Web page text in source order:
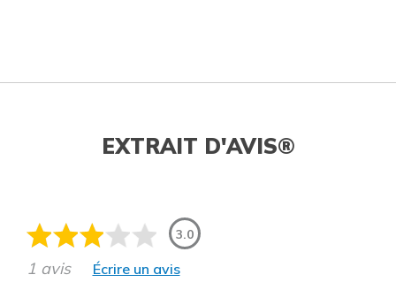
EXTRAIT D'AVIS®
3.0
1 avis Écrire un avis